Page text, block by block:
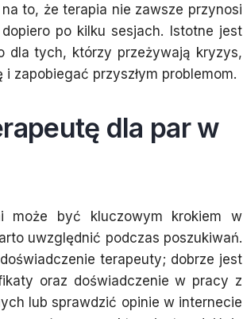
to, że terapia nie zawsze przynosi
po kilku sesjach. Istotne jest
dla tych, którzy przeżywają kryzys,
zapobiegać przyszłym problemom.
dla par w
może być kluczowym krokiem w
uwzględnić podczas poszukiwań.
terapeuty; dobrze jest
oraz doświadczenie w pracy z
lub sprawdzić opinie w internecie